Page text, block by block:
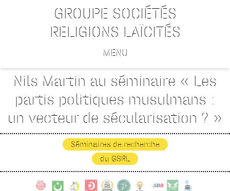
GROUPE SOCIÉTÉS
RELIGIONS LAÏCITÉS
MENU
Nils Martin au séminaire « Les
partis politiques musulmans :
un vecteur de sécularisation ? »
Séminaires de recherche
du GSRL